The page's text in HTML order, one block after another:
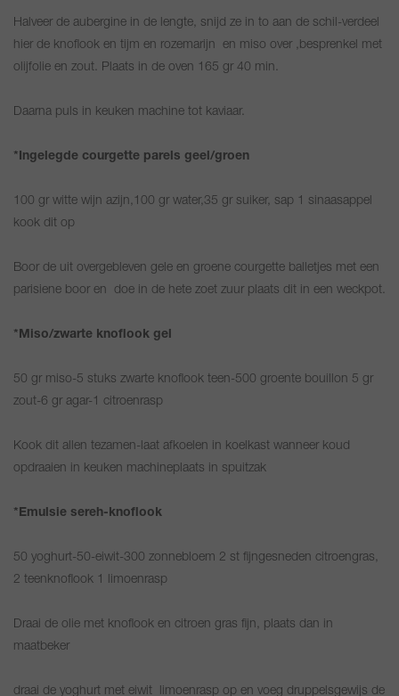
Halveer de aubergine in de lengte, snijd ze in to aan de schil-verdeel
hier de knoflook en tijm en rozemarijn en miso over ,besprenkel met
olijfolie en zout. Plaats in de oven 165 gr 40 min.
Daarna puls in keuken machine tot kaviaar.
*Ingelegde courgette parels geel/groen
100 gr witte wijn azijn,100 gr water,35 gr suiker, sap 1 sinaasappel
kook dit op
Boor de uit overgebleven gele en groene courgette balletjes met een
parisiene boor en doe in de hete zoet zuur plaats dit in een weckpot.
*Miso/zwarte knoflook gel
50 gr miso-5 stuks zwarte knoflook teen-500 groente bouillon 5 gr
zout-6 gr agar-1 citroenrasp
Kook dit allen tezamen-laat afkoelen in koelkast wanneer koud
opdraaien in keuken machineplaats in spuitzak
*Emulsie sereh-knoflook
50 yoghurt-50-eiwit-300 zonnebloem 2 st fijngesneden citroengras,
2 teenknoflook 1 limoenrasp
Draai de olie met knoflook en citroen gras fijn, plaats dan in
maatbeker
draai de yoghurt met eiwit limoenrasp op en voeg druppelsgewijs de